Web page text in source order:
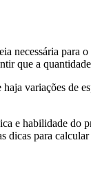
necessária para
que a
variações de
e habilidade do
para